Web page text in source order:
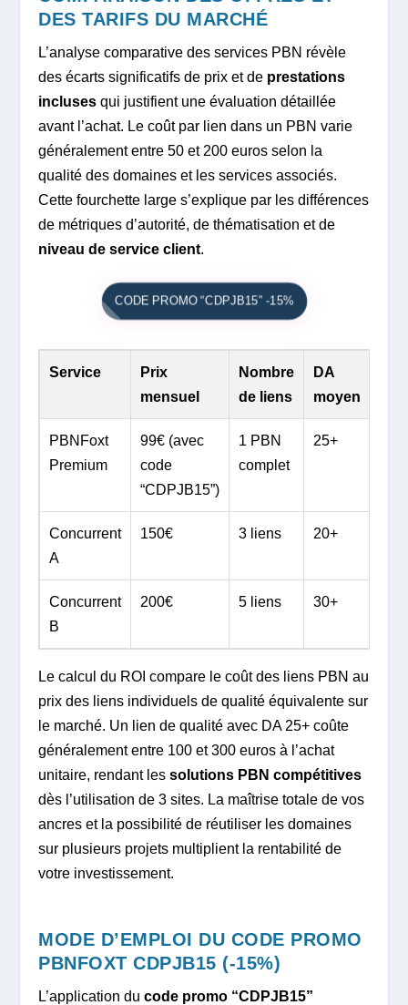
DES TARIFS DU MARCHÉ
L’analyse comparative des services PBN révèle
des écarts significatifs de prix et de prestations
incluses qui justifient une évaluation détaillée
avant l’achat. Le coût par lien dans un PBN varie
généralement entre 50 et 200 euros selon la
qualité des domaines et les services associés.
Cette fourchette large s’explique par les différences
de métriques d’autorité, de thématisation et de
niveau de service client.
CODE PROMO “CDPJB15” -15%
Service
Prix
mensuel
Nombre
de liens
DA
moyen
PBNFoxt
Premium
99€ (avec
code
“CDPJB15”)
1 PBN
complet
25+
Concurrent
A
150€ 3 liens 20+
Concurrent
B
200€ 5 liens 30+
Le calcul du ROI compare le coût des liens PBN au
prix des liens individuels de qualité équivalente sur
le marché. Un lien de qualité avec DA 25+ coûte
généralement entre 100 et 300 euros à l’achat
unitaire, rendant lessolutions PBN compétitives
dès l’utilisation de 3 sites. La maîtrise totale de vos
ancres et la possibilité de réutiliser les domaines
sur plusieurs projets multiplient la rentabilité de
votre investissement.
MODE D’EMPLOI DU CODE PROMO
PBNFOXT CDPJB15 (-15%)
L’application ducode promo “CDPJB15”